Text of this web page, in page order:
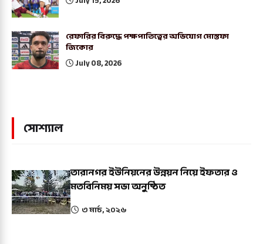
রেফারির বিরুদ্ধে পক্ষপাতিত্বের অভিযোগ মোস্তফা
জিকোর
July 08, 2026
সোশ্যাল
তারানগর ইউনিয়নের উন্নয়ন নিয়ে ইফতার ও
মতবিনিময় সভা অনুষ্ঠিত
৩ মার্চ, ২০২৬